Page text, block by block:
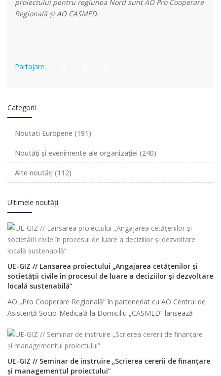
proiectului pentru regiunea Nord sunt AO Pro Cooperare
Regională și AO CASMED.
Partajare:
Categorii
Noutati Europene (191)
Noutăți și evenimente ale organizației (240)
Alte noutăți (112)
Ultimele noutăți
UE-GIZ // Lansarea proiectului „Angajarea cetățenilor și
societății civile în procesul de luare a deciziilor și dezvoltare
locală sustenabilă”
AO „Pro Cooperare Regională” în parteneriat cu AO Centrul de
Asistenţă Socio-Medicală la Domiciliu „CASMED” lansează
UE-GIZ // Seminar de instruire „Scrierea cererii de finanțare
și managementul proiectului”